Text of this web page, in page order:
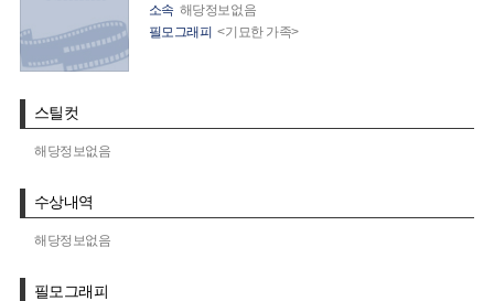
소속 해당정보없음
필모그래피 <기묘한 가족>
스틸컷
해당정보없음
수상내역
해당정보없음
필모그래피